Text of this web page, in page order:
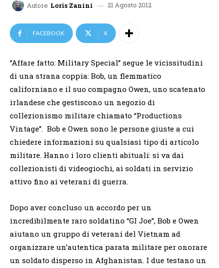
Autore Loris Zanini 21 Agosto 2012
FACEBOOK X
“Affare fatto: Military Special” segue le vicissitudini
di una strana coppia: Bob, un flemmatico
californiano e il suo compagno Owen, uno scatenato
irlandese che gestiscono un negozio di
collezionismo militare chiamato “Productions
Vintage”. Bob e Owen sono le persone giuste a cui
chiedere informazioni su qualsiasi tipo di articolo
militare. Hanno i loro clienti abituali: si va dai
collezionisti di videogiochi, ai soldati in servizio
attivo fino ai veterani di guerra.
Dopo aver concluso un accordo per un
incredibilmente raro soldatino “GI Joe”, Bob e Owen
aiutano un gruppo di veterani del Vietnam ad
organizzare un’autentica parata militare per onorare
un soldato disperso in Afghanistan. I due testano un